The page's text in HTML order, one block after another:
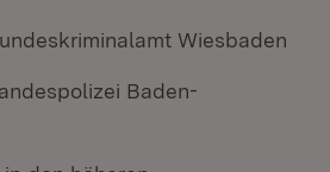
Wiesbaden
Baden-